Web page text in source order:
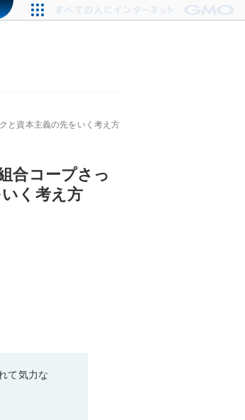
と資本主義の先をいく考え方
合コープさっ
く考え方
て気力な